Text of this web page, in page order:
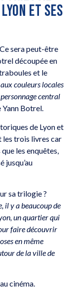
ET SES
sera peut-être
découpée en
et le
couleurs locales
central
Yann Botrel.
de Lyon et
les trois livres car
les enquêtes,
jusqu’au
sa trilogie ?
il y a beaucoup de
un quartier qui
faire découvrir
en même
de la ville de
cinéma.